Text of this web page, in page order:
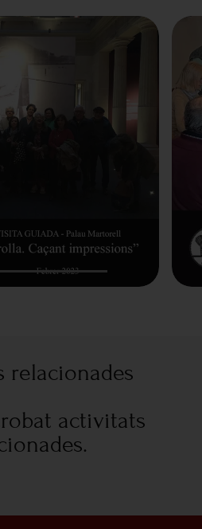
relacionades
activitats